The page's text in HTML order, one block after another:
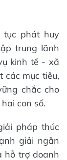
tục phát huy
trung lãnh
kinh tế - xã
các mục tiêu,
chắc cho
con số.
pháp thúc
giải ngân
hỗ trợ doanh